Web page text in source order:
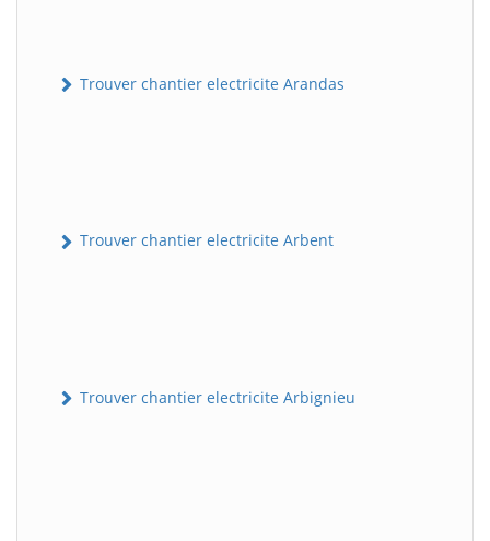
Trouver chantier electricite Arandas
Trouver chantier electricite Arbent
Trouver chantier electricite Arbignieu